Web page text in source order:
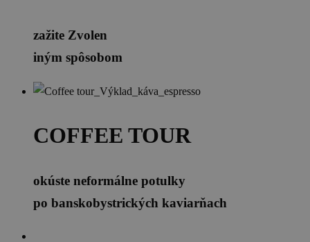
zažite Zvolen
iným spôsobom
COFFEE TOUR
okúste neformálne potulky
po banskobystrických kaviarňach